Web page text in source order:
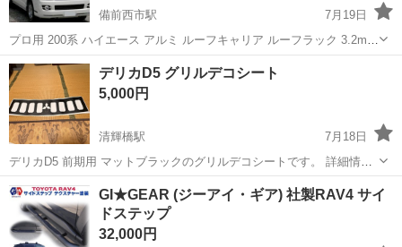
備前西市駅
7月19日
プロ用 200系 ハイエース アルミ ルーフキャリア ルーフラック 3.2m
組み立て不要 超頑丈 立体駐車場の進入可 ２年くらい前に ２０万円ほ
どで購入しました。 経年に伴う小傷はありますが ボルトなどのサビも
な...
岡山 岡山市 備前西市駅 外装、車外用品
デリカD5 グリルデコシート
5,000円
清輝橋駅
7月18日
デリカD5 前期用 マットブラックのグリルデコシートです。 詳細情報
はオートフラッグスさんの商品ページをご覧下さい。
岡山 岡山市 清輝橋駅 外装、車外用品
GI★GEAR (ジーアイ・ギア) 社製RAV4 サイ
ドステップ
32,000円